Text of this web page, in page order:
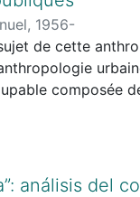
aquestes
un símptoma
1956-
de cette
composée
la quel est
devrait être
un sujet
análisis del